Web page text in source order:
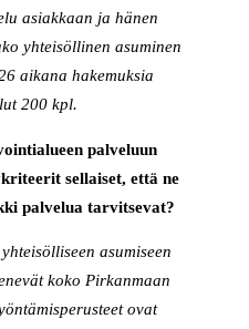
asiakkaan ja hänen
yhteisöllinen asuminen
aikana hakemuksia
200 kpl.
palveluun
sellaiset, että ne
palvelua tarvitsevat?
asumiseen
koko Pirkanmaan
ovat